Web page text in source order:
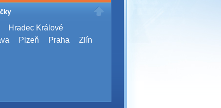
2026
Brno
Server Bootcamp 2026
Hradec Králové
Plzeň Praha Zlín